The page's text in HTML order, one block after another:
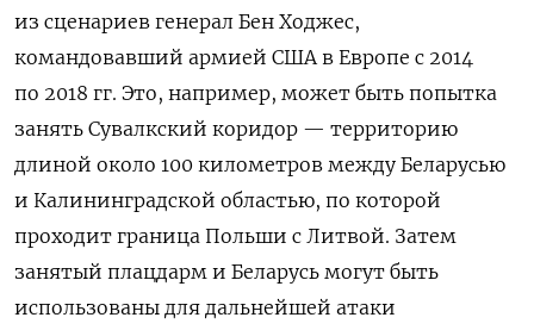
из сценариев генерал Бен Ходжес,
командовавший армией США в Европе с 2014
по 2018 гг. Это, например, может быть попытка
занять Сувалкский коридор — территорию
длиной около 100 километров между Беларусью
и Калининградской областью, по которой
проходит граница Польши с Литвой. Затем
занятый плацдарм и Беларусь могут быть
использованы для дальнейшей атаки